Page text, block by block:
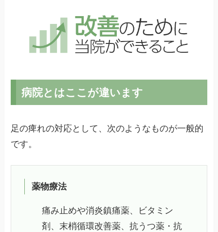
病院とはここが違います
足の痺れの対応として、次のようなものが一般的
です。
薬物療法
痛み止めや消炎鎮痛薬、ビタミン
剤、末梢循環改善薬、抗うつ薬・抗